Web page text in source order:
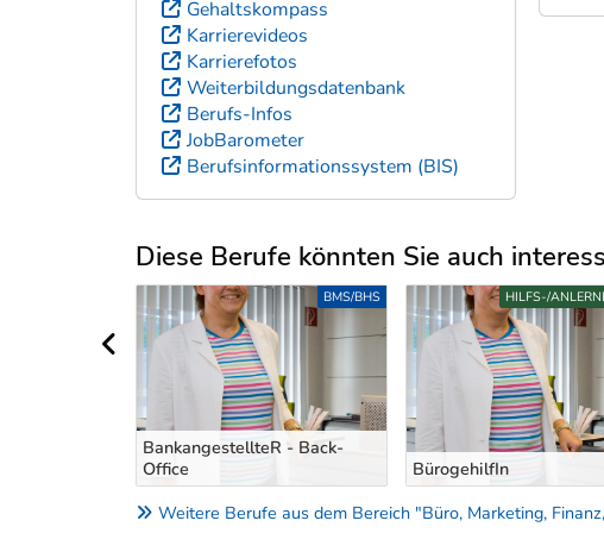
Gehaltskompass
Karrierevideos
Karrierefotos
Weiterbildungsdatenbank
Berufs-Infos
JobBarometer
Berufsinformationssystem (BIS)
Diese Berufe könnten Sie auch
Uber weitere Berufsvorschläge
BankangestellteR - Back-
Office
BMS/BHS
BürogehilfIn
HILFS-/
vorheriger Bereich
Weitere Berufe aus dem Bereich "Büro, Marketing,